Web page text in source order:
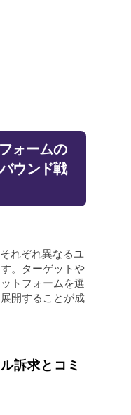
ォームの
ウンド戦
れぞれ異なるユ
。ターゲットや
トフォームを選
開することが成
訴求とコミ